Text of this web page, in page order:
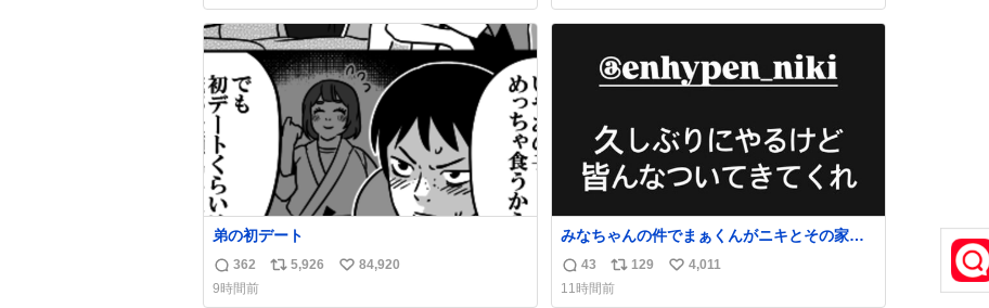
数
ス
ト
数
ね
数
数
ス
数
ね
弟の初デート
返
信
362
リ
5,926
い
84,920
9時間前
みなちゃんの件でまぁくんがニキとその家族
を脅してるけど絶対間違えてる。 悪いのは誹
謗中傷した人達でしょ。こんなのみなちゃん
望んでないし曲がった正義すぎる
返
信
43
リ
ポ
129
い
4,011
11時間前